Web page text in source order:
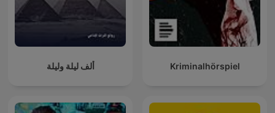
ألف ليلة وليلة Kriminalhörspiel